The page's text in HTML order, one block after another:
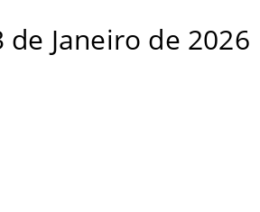
de Janeiro de 2026